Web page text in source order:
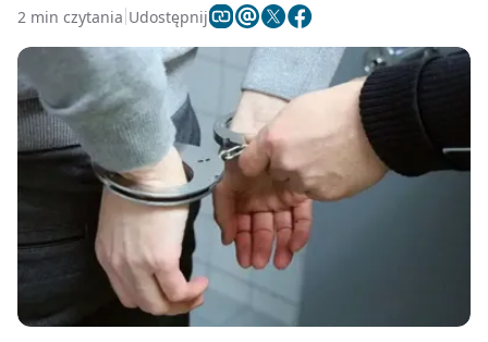
2 min czytania Udostępnij